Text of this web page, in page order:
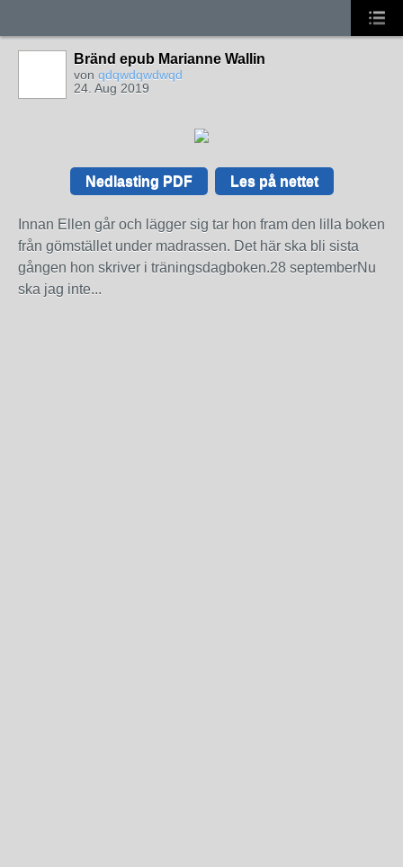
Bränd epub Marianne Wallin
von qdqwdqwdwqd
24. Aug 2019
Nedlasting PDF Les på nettet
Innan Ellen går och lägger sig tar hon fram den lilla boken
från gömstället under madrassen. Det här ska bli sista
gången hon skriver i träningsdagboken.28 septemberNu
ska jag inte...